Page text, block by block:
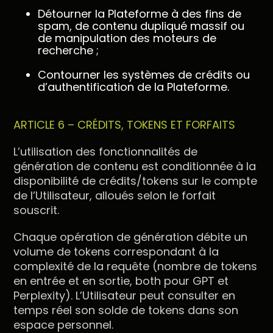
Détourner la Plateforme à des fins de
spam, de contenu dupliqué massif ou
de manipulation des moteurs de
recherche ;
Contourner les systèmes de crédits ou
d’authentification de la Plateforme.
ARTICLE 6 – CRÉDITS, TOKENS ET FORFAITS
L’utilisation des fonctionnalités de
génération de contenu est conditionnée à la
disponibilité de crédits/tokens sur le compte
de l’Utilisateur, alloués selon le forfait
souscrit.
Chaque opération de génération débite un
volume de tokens correspondant à la
complexité de la requête (nombre de tokens
en entrée et en sortie, both pour GPT et
Perplexity). L’Utilisateur peut consulter en
temps réel son solde de tokens dans son
espace personnel.